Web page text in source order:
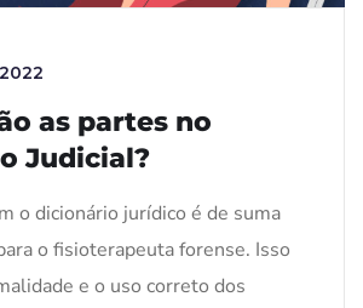
as partes no
Judicial?
o dicionário jurídico é de suma
o fisioterapeuta forense. Isso
e o uso correto dos